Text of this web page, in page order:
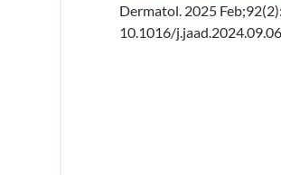
Dermatol. 2025
10.1016/